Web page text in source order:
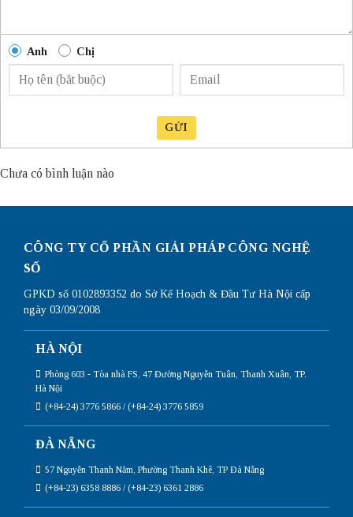
Anh Chị
GỬI
Chưa có bình luận nào
CÔNG TY CỔ PHẦN GIẢI PHÁP CÔNG NGHỆ
SỐ
GPKD số 0102893352 do Sở Kế Hoạch & Đầu Tư Hà Nội cấp
ngày 03/09/2008
HÀ NỘI
Phòng 603 - Tòa nhà FS, 47 Đường Nguyễn Tuân, Thanh Xuân, TP.
Hà Nội
(+84-24) 3776 5866 / (+84-24) 3776 5859
ĐÀ NẴNG
57 Nguyễn Thanh Năm, Phường Thanh Khê, TP Đà Nẵng
(+84-23) 6358 8886 / (+84-23) 6361 2886